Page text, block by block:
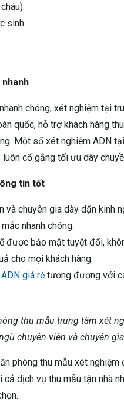
sinh.
chóng, xét nghiệm tại
quốc, hỗ trợ khách hàng
Một số xét nghiệm ADN
cố gắng tối ưu dây
tin tốt
và chuyên gia dày dặn kinh
nhanh chóng.
được bảo mật tuyệt đối,
cho mọi khách hàng.
giá rẻ tương đương với
chuyên viên và chuyên
phòng thu mẫu xét
dịch vụ thu mẫu tận nhà